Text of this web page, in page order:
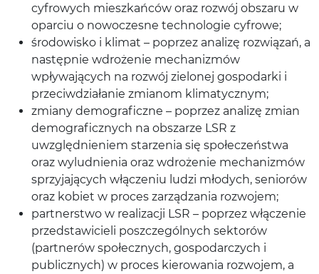
cyfrowych mieszkańców oraz rozwój obszaru w
oparciu o nowoczesne technologie cyfrowe;
środowisko i klimat – poprzez analizę rozwiązań, a
następnie wdrożenie mechanizmów
wpływających na rozwój zielonej gospodarki i
przeciwdziałanie zmianom klimatycznym;
zmiany demograficzne – poprzez analizę zmian
demograficznych na obszarze LSR z
uwzględnieniem starzenia się społeczeństwa
oraz wyludnienia oraz wdrożenie mechanizmów
sprzyjających włączeniu ludzi młodych, seniorów
oraz kobiet w proces zarządzania rozwojem;
partnerstwo w realizacji LSR – poprzez włączenie
przedstawicieli poszczególnych sektorów
(partnerów społecznych, gospodarczych i
publicznych) w proces kierowania rozwojem, a